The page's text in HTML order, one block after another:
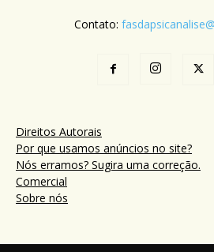
Contato:
Direitos Autorais
Por que usamos anúncios no site?
Nós erramos? Sugira uma correção.
Comercial
Sobre nós